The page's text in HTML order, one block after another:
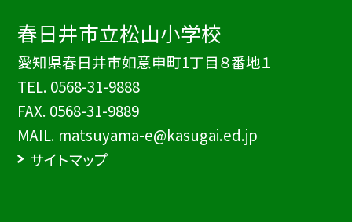
春日井市立松山小学校
愛知県春日井市如意申町1丁目８番地１
TEL. 0568-31-9888
FAX. 0568-31-9889
MAIL. matsuyama-e@kasugai.ed.jp
サイトマップ